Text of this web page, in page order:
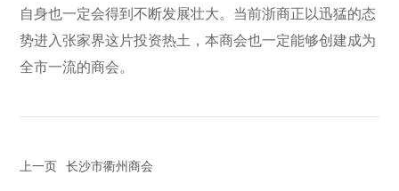
自身也一定会得到不断发展壮大。当前浙商正以迅猛的态
势进入张家界这片投资热土，本商会也一定能够创建成为
全市一流的商会。
上一页 长沙市衢州商会